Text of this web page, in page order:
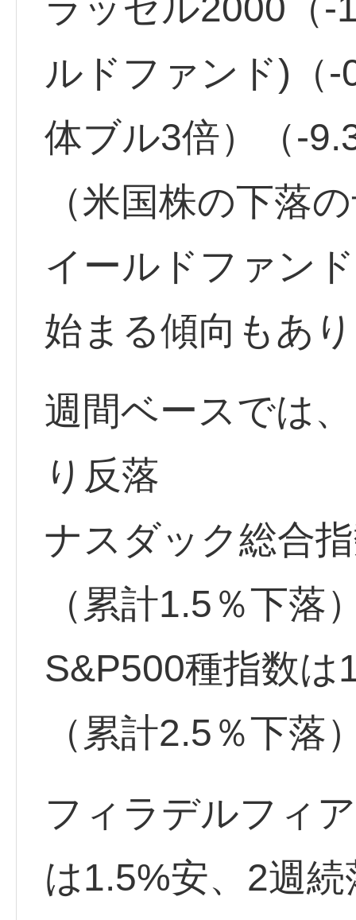
ルドファンド)（
体ブル3倍）（-
（米国株の下落
イールドファン
始まる傾向もあ
週間ベースでは
り反落
ナスダック総合
（累計1.5％下落
S&P500種指数
（累計2.5％下落
フィラデルフィ
は1.5%安、2週